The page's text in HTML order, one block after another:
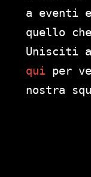
a eventi
quello
Unisciti
qui per
nostra